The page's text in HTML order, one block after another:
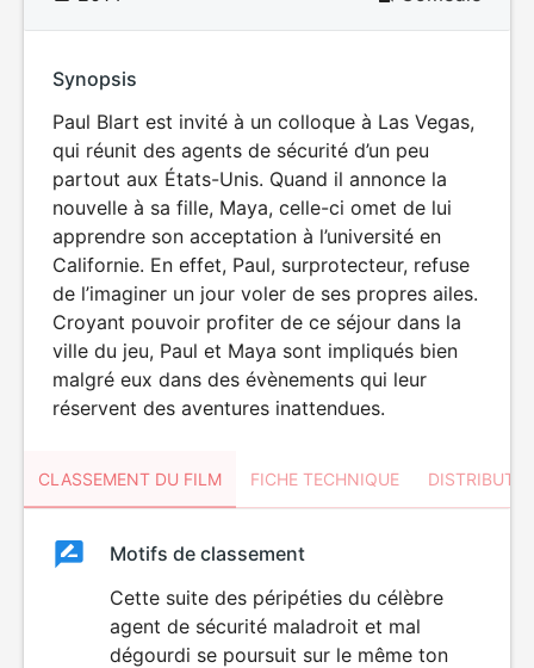
Synopsis
Paul Blart est invité à un colloque à Las Vegas,
qui réunit des agents de sécurité d’un peu
partout aux États-Unis. Quand il annonce la
nouvelle à sa fille, Maya, celle-ci omet de lui
apprendre son acceptation à l’université en
Californie. En effet, Paul, surprotecteur, refuse
de l’imaginer un jour voler de ses propres ailes.
Croyant pouvoir profiter de ce séjour dans la
ville du jeu, Paul et Maya sont impliqués bien
malgré eux dans des évènements qui leur
réservent des aventures inattendues.
CLASSEMENT DU FILM FICHE TECHNIQUE
ClassementClassement
Motifs de classement
Cette suite des péripéties du célèbre
agent de sécurité maladroit et mal
dégourdi se poursuit sur le même ton